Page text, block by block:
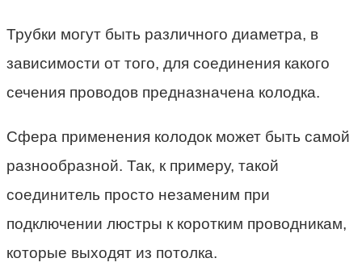
Трубки могут быть различного диаметра, в
зависимости от того, для соединения какого
сечения проводов предназначена колодка.
Сфера применения колодок может быть самой
разнообразной. Так, к примеру, такой
соединитель просто незаменим при
подключении люстры к коротким проводникам,
которые выходят из потолка.